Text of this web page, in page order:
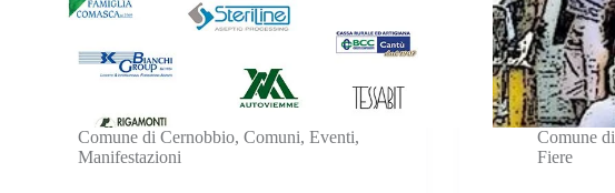
Comune di Cernobbio, Comuni, Eventi,
Manifestazioni
Comune
Fiere